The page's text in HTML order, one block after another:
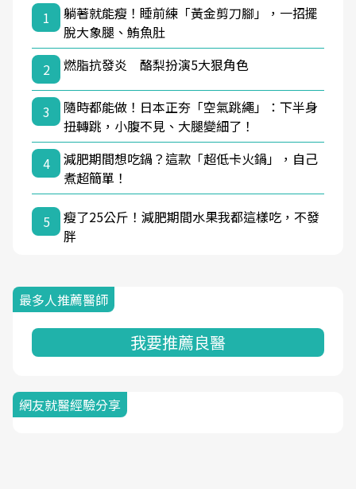
1
躺著就能瘦！睡前練「黃金剪刀腳」，一招擺
脫大象腿、鮪魚肚
2
燃脂抗發炎 酪梨扮演5大狠角色
3
隨時都能做！日本正夯「空氣跳繩」：下半身
扭轉跳，小腹不見、大腿變細了！
4
減肥期間想吃鍋？這款「超低卡火鍋」，自己
煮超簡單！
5
瘦了25公斤！減肥期間水果我都這樣吃，不發
胖
最多人推薦醫師
我要推薦良醫
網友就醫經驗分享